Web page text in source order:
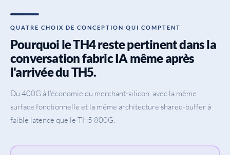
QUATRE CHOIX DE CONCEPTION QUI COMPTENT
Pourquoi le TH4 reste pertinent dans la
conversation fabric IA même après
l'arrivée du TH5.
Du 400G à l'économie du merchant-silicon, avec la même
surface fonctionnelle et la même architecture shared-buffer à
faible latence que le TH5 800G.